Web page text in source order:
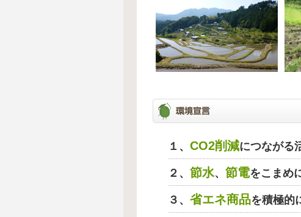
１、 CO2削減につながる
２、 節水、 節電をこまめ
３、 省エネ商品を積極的